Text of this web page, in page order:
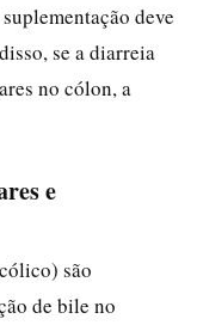
deve
se a diarreia
no cólon, a
e
são
de bile no